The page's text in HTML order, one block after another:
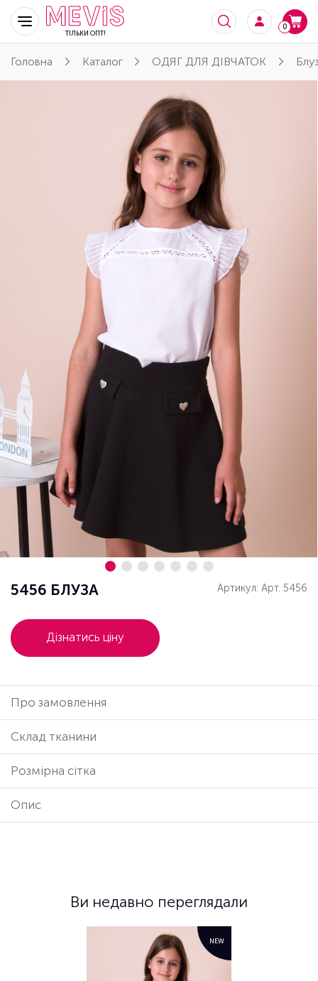
ТІЛЬКИ ОПТ!
0
Головна Каталог ОДЯГ ДЛЯ ДІВЧАТОК
5456 БЛУЗА Артикул: Арт. 5456
Дізнатись ціну
Про замовлення
Cклад тканини
Розмірна сітка
Опис
Ви недавно переглядали
NEW